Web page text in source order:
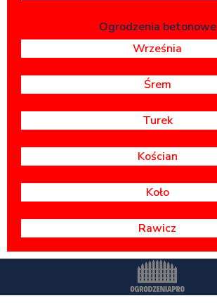
Ogrodzenia betonowe
Września
Śrem
Turek
Kościan
Koło
Rawicz